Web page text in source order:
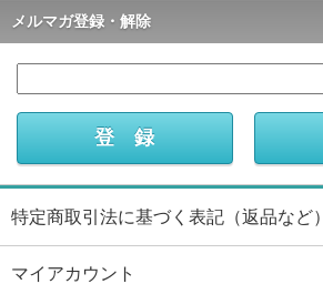
メルマガ登録・解除
特定商取引法に基づく表記（返品など）
マイアカウント